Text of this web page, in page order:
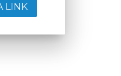
LINK